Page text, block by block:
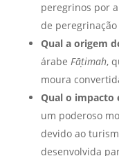
peregrinos por
de
Qual a origem
árabe Fāṭimah,
moura
Qual o impacto
um poderoso
devido ao
desenvolvida